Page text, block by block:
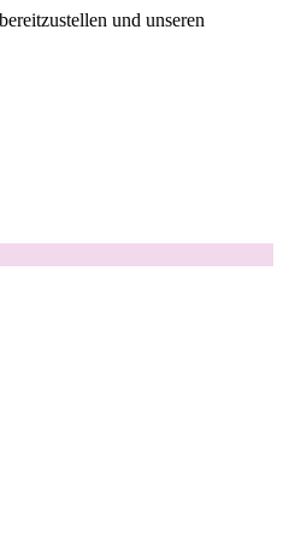
und unseren